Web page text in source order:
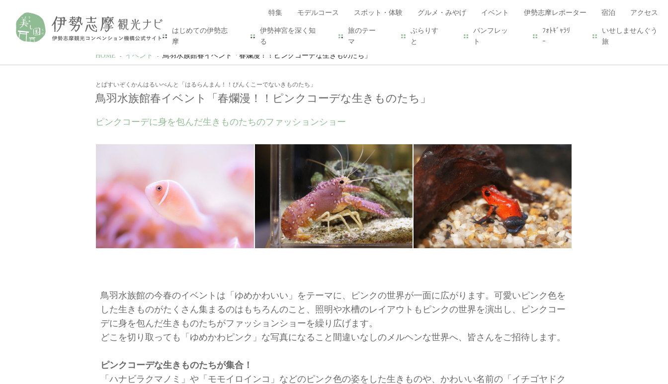
特集 モデルコース スポット・体験 グルメ・みやげ イベント 伊勢志摩レポーター 宿泊 アクセス
はじめての伊勢志
摩
伊勢神宮を深く知
る
旅のテー
マ
ぶらりす
と
パンフレッ
ト
ﾌｫﾄｷﾞｬﾗﾘ
ｰ
いせしませんぐう
旅
HOME イベント 鳥羽水族館春イベント「春爛漫！！ピンクコーデな生きものたち」
とばすいぞくかんはるいべんと「はるらんまん！！ぴんくこーでないきものたち」
鳥羽水族館春イベント「春爛漫！！ピンクコーデな生きものたち」
ピンクコーデに身を包んだ生きものたちのファッションショー
鳥羽水族館の今春のイベントは「ゆめかわいい」をテーマに、ピンクの世界が一面に広がります。可愛いピンク色を
した生きものがたくさん集まるのはもちろんのこと、照明や水槽のレイアウトもピンクの世界を演出し、ピンクコー
デに身を包んだ生きものたちがファッションショーを繰り広げます。
どこを切り取っても「ゆめかわピンク」な写真になること間違いなしのメルヘンな世界へ、皆さんをご招待します。
ピンクコーデな生きものたちが集合！
「ハナビラクマノミ」や「モモイロインコ」などのピンク色の姿をした生きものや、かわいい名前の「イチゴヤドク